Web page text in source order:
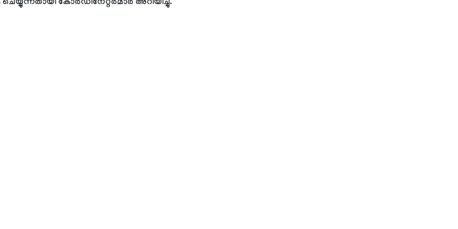
കോര്‍ഡിനേറ്റര്‍മാര്‍ അറിയിച്ചു.